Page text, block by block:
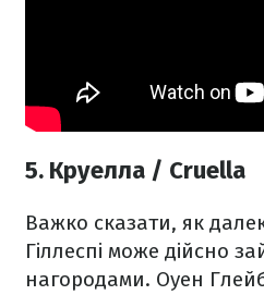
5. Круелла / Cruella
Важко сказати, як
Гіллеспі може дійсно
нагородами. Оуен